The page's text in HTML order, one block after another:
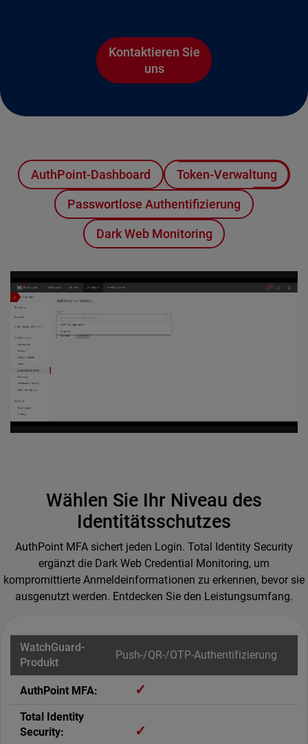
Kontaktieren Sie
uns
AuthPoint-Dashboard Token-Verwaltung
Passwortlose Authentifizierung
Dark Web Monitoring
Wählen Sie Ihr Niveau des
Identitätsschutzes
AuthPoint MFA sichert jeden Login. Total Identity Security
ergänzt die Dark Web Credential Monitoring, um
kompromittierte Anmeldeinformationen zu erkennen, bevor sie
ausgenutzt werden. Entdecken Sie den Leistungsumfang.
Push-/QR-/OTP-Authentifizierung
✓
✓